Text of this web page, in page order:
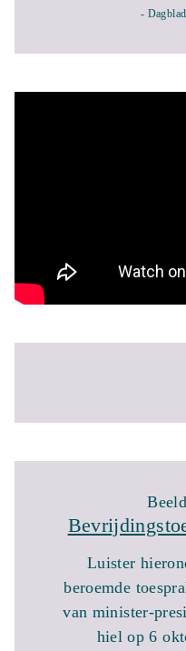
-
Luister
beroemde
van minister-
hiel op 6